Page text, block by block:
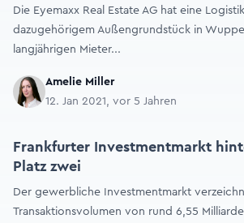
Die Eyemaxx Real Estate AG hat eine
dazugehörigem Außengrundstück in
langjährigen Mieter...
Amelie Miller
12. Jan 2021, vor 5 Jahren
Frankfurter Investmentmarkt
Platz zwei
Der gewerbliche Investmentmarkt
Transaktionsvolumen von rund 6,55